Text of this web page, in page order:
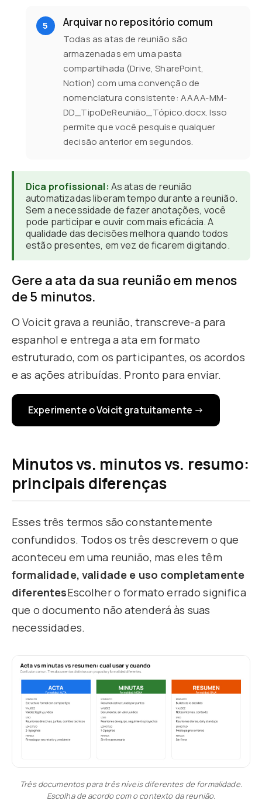
Arquivar no repositório comum
Todas as atas de reunião são
armazenadas em uma pasta
compartilhada (Drive, SharePoint,
Notion) com uma convenção de
nomenclatura consistente: AAAA-MM-
DD_TipoDeReunião_Tópico.docx. Isso
permite que você pesquise qualquer
decisão anterior em segundos.
Dica profissional: As atas de reunião
automatizadas liberam tempo durante a reunião.
Sem a necessidade de fazer anotações, você
pode participar e ouvir com mais eficácia. A
qualidade das decisões melhora quando todos
estão presentes, em vez de ficarem digitando.
Gere a ata da sua reunião em menos
de 5 minutos.
O Voicit grava a reunião, transcreve-a para
espanhol e entrega a ata em formato
estruturado, com os participantes, os acordos
e as ações atribuídas. Pronto para enviar.
Experimente o Voicit gratuitamente →
Minutos vs. minutos vs. resumo:
principais diferenças
Esses três termos são constantemente
confundidos. Todos os três descrevem o que
aconteceu em uma reunião, mas eles têm
formalidade, validade e uso completamente
diferentesEscolher o formato errado significa
que o documento não atenderá às suas
necessidades.
Três documentos para três níveis diferentes de formalidade.
Escolha de acordo com o contexto da reunião.